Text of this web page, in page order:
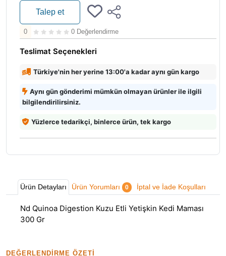
Talep et
0 0 Değerlendirme
Teslimat Seçenekleri
Türkiye'nin her yerine 13:00'a kadar aynı gün kargo
Aynı gün gönderimi mümkün olmayan ürünler ile ilgili
bilgilendirilirsiniz.
Yüzlerce tedarikçi, binlerce ürün, tek kargo
Ürün Detayları Ürün Yorumları 0 İptal ve İade Koşulları
Nd Quinoa Digestion Kuzu Etli Yetişkin Kedi Maması
300 Gr
DEĞERLENDIRME ÖZETI